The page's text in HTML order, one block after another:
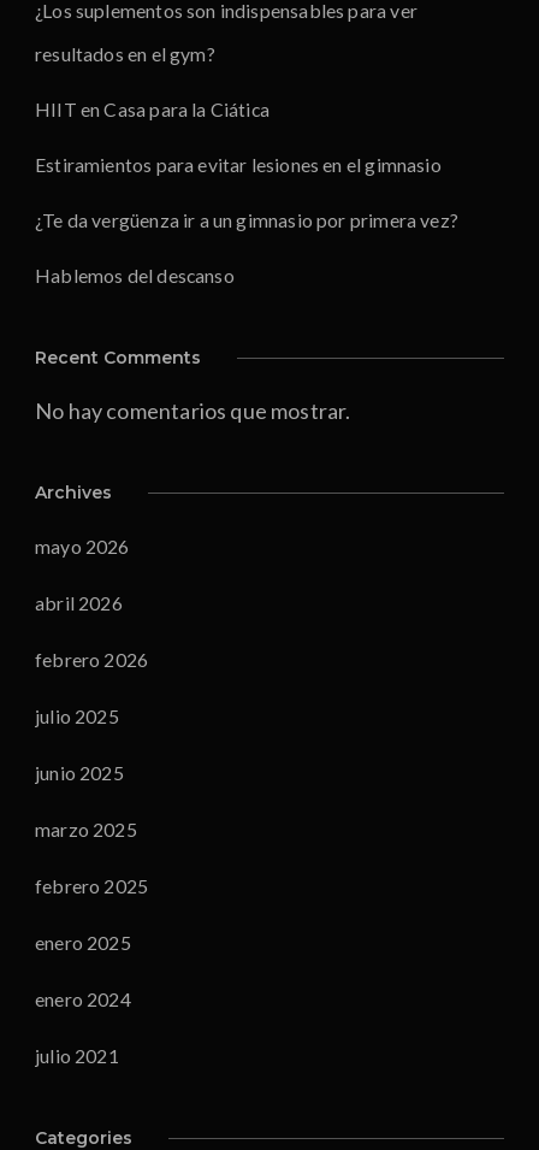
¿Los suplementos son indispensables para ver
resultados en el gym?
HIIT en Casa para la Ciática
Estiramientos para evitar lesiones en el gimnasio
¿Te da vergüenza ir a un gimnasio por primera vez?
Hablemos del descanso
Recent Comments
No hay comentarios que mostrar.
Archives
mayo 2026
abril 2026
febrero 2026
julio 2025
junio 2025
marzo 2025
febrero 2025
enero 2025
enero 2024
julio 2021
Categories